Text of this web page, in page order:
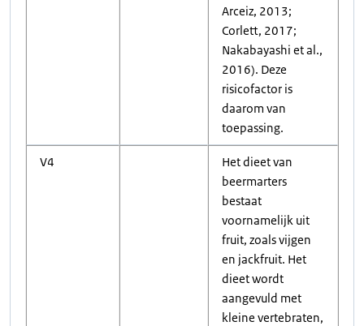
Arceiz, 2013;
Corlett, 2017;
Nakabayashi et al.,
2016). Deze
risicofactor is
daarom van
toepassing.
V4
Het dieet van
beermarters
bestaat
voornamelijk uit
fruit, zoals vijgen
en jackfruit. Het
dieet wordt
aangevuld met
kleine vertebraten,